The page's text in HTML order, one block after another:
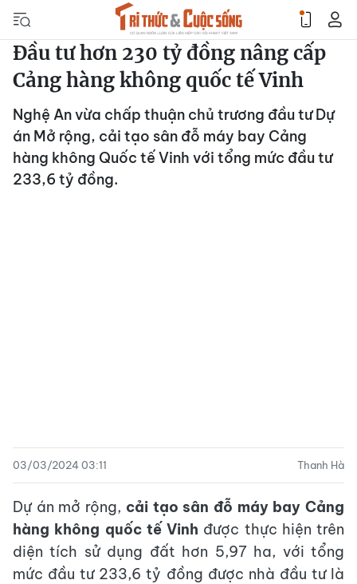
Đầu tư hơn 230 tỷ đồng nâng cấp
Cảng hàng không quốc tế Vinh
Nghệ An vừa chấp thuận chủ trương đầu tư Dự
án Mở rộng, cải tạo sân đỗ máy bay Cảng
hàng không Quốc tế Vinh với tổng mức đầu tư
233,6 tỷ đồng.
03/03/2024 03:11 Thanh Hà
Dự án mở rộng, cải tạo sân đỗ máy bay Cảng
hàng không quốc tế Vinh được thực hiện trên
diện tích sử dụng đất hơn 5,97 ha, với tổng
mức đầu tư 233,6 tỷ đồng được nhà đầu tư là